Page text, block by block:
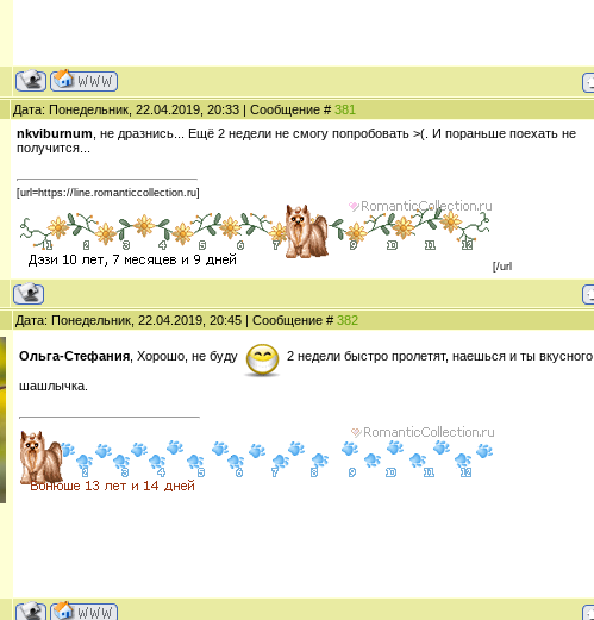
Дата: Понедельник, 22.04.2019, 20:33 | Сообщение # 381
nkviburnum , не дразнись... Ещё 2 недели не смогу попробовать >(. И пораньше поехать не
получится...
[url=https://line.romanticcollection.ru]
[/url
Дата: Понедельник, 22.04.2019, 20:45 | Сообщение # 382
Ольга-Стефания , Хорошо, не буду 2 недели быстро пролетят, наешься и ты вкусного
шашлычка.